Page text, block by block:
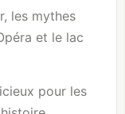
les mythes
et le lac
pour les